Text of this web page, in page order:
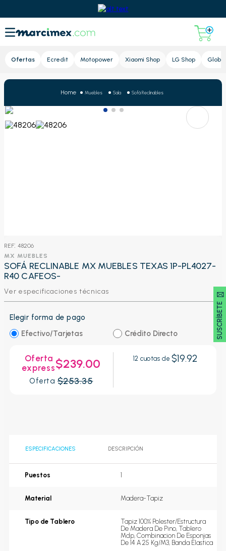
Ofertas Ecredit Motopower Xiaomi Shop LG Shop Global
SUSCRÍBETE 🖂
Muebles Sala Sofá Reclinables
: 48206
MX MUEBLES
SOFÁ RECLINABLE MX MUEBLES TEXAS 1P-PL4027-
R40 CAFEOS-
Ver especificaciones técnicas
Elegir forma de pago
Efectivo/Tarjetas
Crédito Directo
Oferta
express$239.00
Oferta$253.35
12 cuotas de $19.92
ESPECIFICACIONES DESCRIPCIÓN
Puestos 1
Material Madera-Tapiz
Tipo de Tablero
Tapiz 100% Polester/Estructura
De Madera De Pino, Tablero
Mdp, Combinacion De Esponjas
De 14 A 25 Kg/M3, Banda Elastica